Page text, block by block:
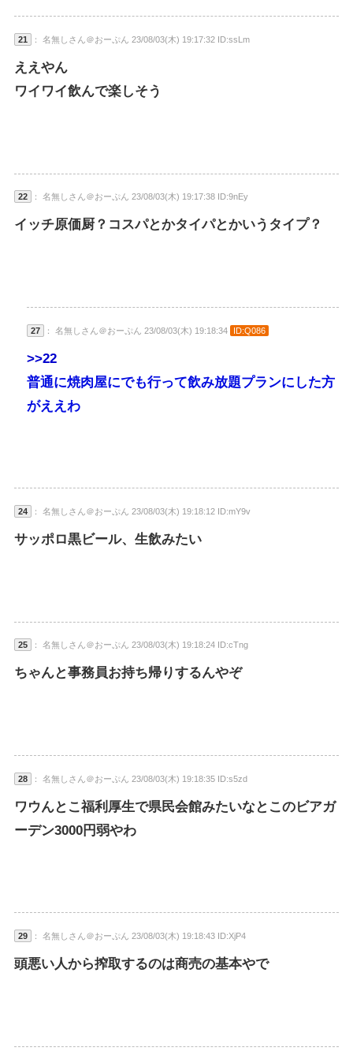
21 ： 名無しさん＠おーぷん 23/08/03(木) 19:17:32 ID:ssLm
ええやん
ワイワイ飲んで楽しそう
22 ： 名無しさん＠おーぷん 23/08/03(木) 19:17:38 ID:9nEy
イッチ原価厨？コスパとかタイパとかいうタイプ？
27 ： 名無しさん＠おーぷん 23/08/03(木) 19:18:34 ID:Q086
>>22
普通に焼肉屋にでも行って飲み放題プランにした方
がええわ
24 ： 名無しさん＠おーぷん 23/08/03(木) 19:18:12 ID:mY9v
サッポロ黒ビール、生飲みたい
25 ： 名無しさん＠おーぷん 23/08/03(木) 19:18:24 ID:cTng
ちゃんと事務員お持ち帰りするんやぞ
28 ： 名無しさん＠おーぷん 23/08/03(木) 19:18:35 ID:s5zd
ワウんとこ福利厚生で県民会館みたいなとこのビアガ
ーデン3000円弱やわ
29 ： 名無しさん＠おーぷん 23/08/03(木) 19:18:43 ID:XjP4
頭悪い人から搾取するのは商売の基本やで